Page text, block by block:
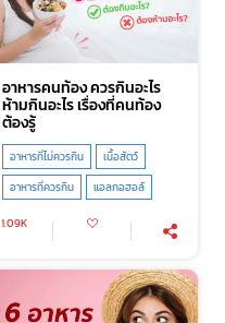
อาหารคนท้อง ควรกินอะไร
ห้ามกินอะไร เรื่องที่คนท้อง
ต้องรู้
อาหารที่ไม่ควรกิน
เนื้อสัตว์
อาหารที่ควรกิน
แอลกอฮอล์
1.09K